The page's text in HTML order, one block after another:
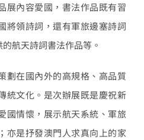
展內容愛國，書法作品既有習
將領詩詞，還有軍旅邊塞詩詞
航天詩詞書法作品等。
劃在國內外的高規格、高品質
統文化。是次辦展既是慶祝新
國情懷，展示航天系統、軍旅
亦是抒發澳門人求真向上的家